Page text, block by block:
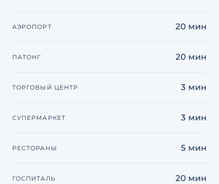
АЭРОПОРТ 20 мин
ПАТОНГ 20 мин
ТОРГОВЫЙ ЦЕНТР 3 мин
СУПЕРМАРКЕТ 3 мин
РЕСТОРАНЫ 5 мин
ГОСПИТАЛЬ 20 мин